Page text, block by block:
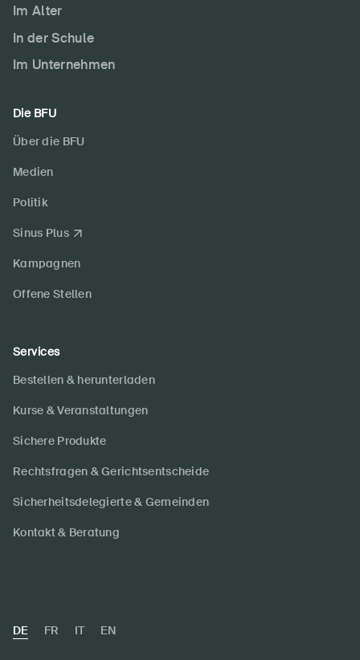
Im Alter
In der Schule
Im Unternehmen
Die BFU
Über die BFU
Medien
Politik
Sinus Plus
Kampagnen
Offene Stellen
Services
Bestellen & herunterladen
Kurse & Veranstaltungen
Sichere Produkte
Rechtsfragen & Gerichtsentscheide
Sicherheitsdelegierte & Gemeinden
Kontakt & Beratung
DE FR IT EN